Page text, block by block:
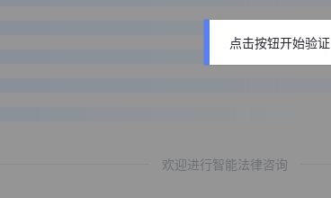
欢迎进行智能法律咨询
点击按钮开始验证